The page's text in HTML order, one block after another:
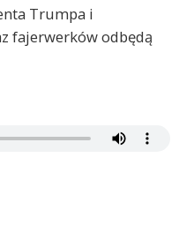
Trumpa i
fajerwerków odbędą